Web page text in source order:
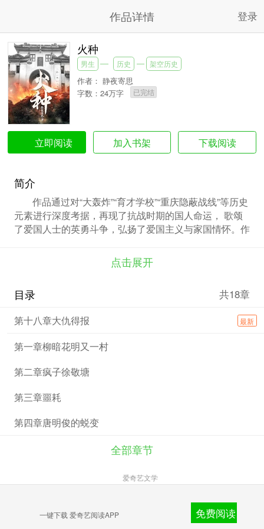
作品详情 登录
火种
男生 历史 架空历史
作者： 静夜寄思
字数：24万字
已完结
立即阅读 加入书架 下载阅读
简介
作品通过对“大轰炸”“育才学校”“重庆隐蔽战线”等历史
元素进行深度考据，再现了抗战时期的国人命运， 歌颂
了爱国人士的英勇斗争，弘扬了爱国主义与家国情怀。作
为难童（烈士遗孤）的人被育才学校收养，共同为共产主
义事业而拼搏奋斗的故事。作品展现了为中华崛起而读书
保卫中华的归途。
作方法讲好故事，塑造了具有历史创伤感、少年英雄感、
何谓使命、何谓光荣，展现了当时的国人命运，铭刻了青
年革命者的时代精神。
点击展开
目录 共18章
第十八章大仇得报 最新
第一章柳暗花明又一村
第二章疯子徐敬塘
第三章噩耗
第四章唐明俊的蜕变
全部章节
一键下载 爱奇艺阅读APP 免费阅读
爱奇艺文学